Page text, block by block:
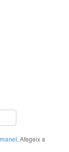
manel. Afegeix a